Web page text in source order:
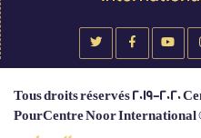
Tous droits réservés 2019-2020
PourCentre Noor International